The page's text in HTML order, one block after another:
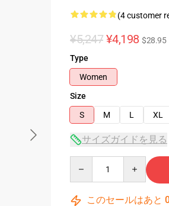
(4 customer
¥5,247 ¥4,198 $28.95
Type
Women
Size
S
M L XL
サイズガイドを見る
このセールはあと